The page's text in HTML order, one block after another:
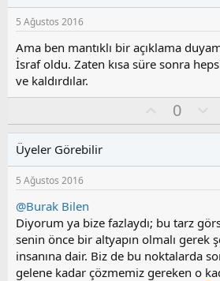
s
z
l
5 Ağustos 2016
Ama ben mantıklı bir açıklama
İsraf oldu. Zaten kısa süre sonra
ve kaldırdılar.
y
0
l
s
y
l
a
Üyeler Görebilir
5 Ağustos 2016
@Burak Bilen
Diyorum ya bize fazlaydı; bu tarz
senin önce bir altyapın olmalı gerek
insanına dair. Biz de bu noktalarda
gelene kadar çözmemiz gereken o